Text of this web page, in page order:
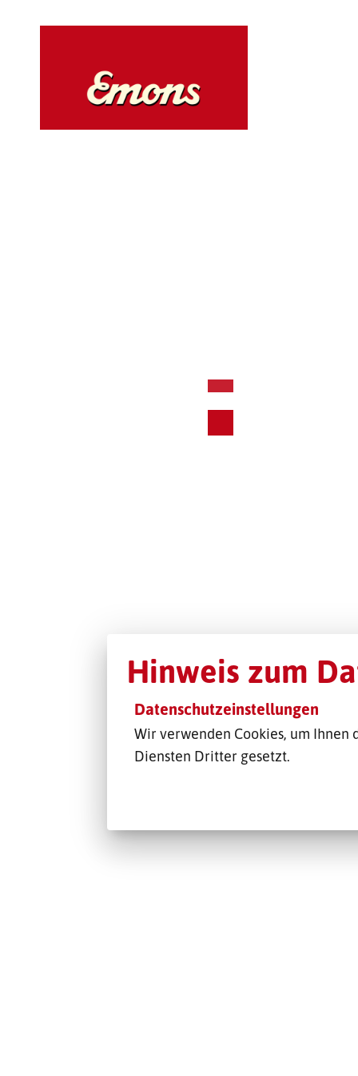
Hinweis zum
Datenschutzeinstellungen
Wir verwenden Cookies, um
Diensten Dritter gesetzt.